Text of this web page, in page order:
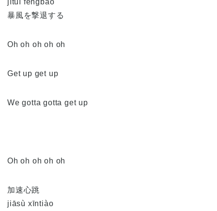
jītuì fēngbào
暴風を撃退する
Oh oh oh oh oh
Get up get up
We gotta gotta get up
Oh oh oh oh oh
加速心跳
jiāsù xīntiào